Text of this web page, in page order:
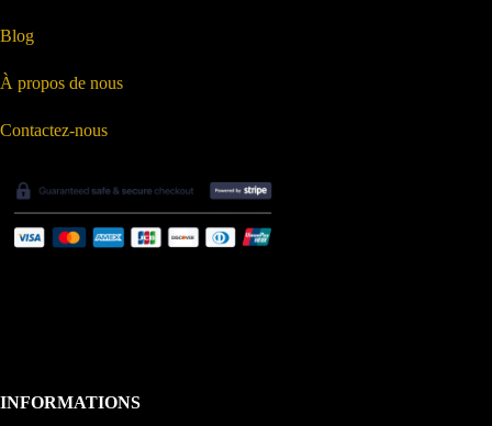
Blog
À propos de nous
Contactez-nous
INFORMATIONS